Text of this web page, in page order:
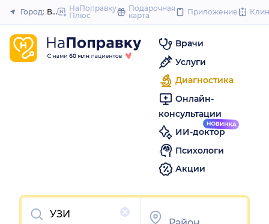
to
Закрыть
Город: Великий Новгород
НаПоправку
Плюс
Подарочная
карта
Приложение
Врачи
Услуги
Диагностика
Онлайн-
консультации
ИИ-доктор
Психологи
Акции
Очистить